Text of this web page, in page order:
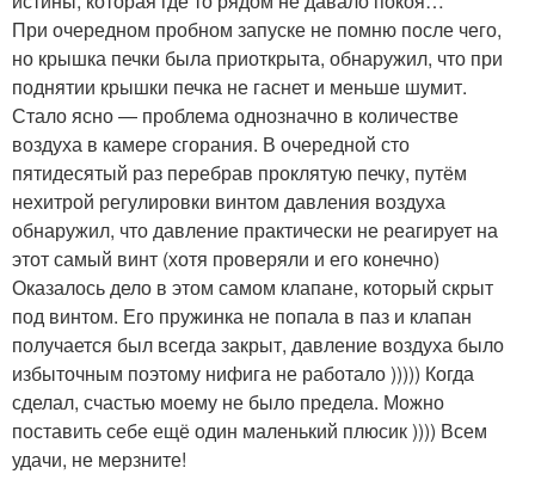
При очередном пробном запуске не помню после чего,
но крышка печки была приоткрыта, обнаружил, что при
поднятии крышки печка не гаснет и меньше шумит.
Стало ясно — проблема однозначно в количестве
воздуха в камере сгорания. В очередной сто
пятидесятый раз перебрав проклятую печку, путём
нехитрой регулировки винтом давления воздуха
обнаружил, что давление практически не реагирует на
этот самый винт (хотя проверяли и его конечно)
Оказалось дело в этом самом клапане, который скрыт
под винтом. Его пружинка не попала в паз и клапан
получается был всегда закрыт, давление воздуха было
избыточным поэтому нифига не работало ))))) Когда
сделал, счастью моему не было предела. Можно
поставить себе ещё один маленький плюсик )))) Всем
удачи, не мерзните!